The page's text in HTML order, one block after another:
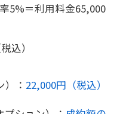
5%＝利用料金65,000
税込）
： 22,000円（税込）